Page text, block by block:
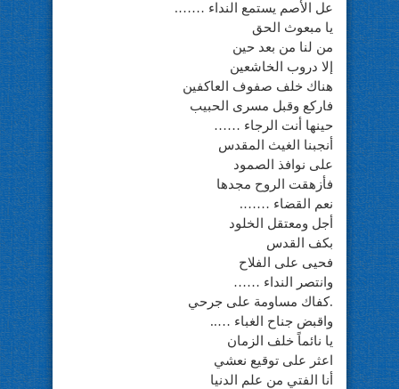
عل الأصم يستمع النداء …….
يا مبعوث الحق
من لنا من بعد حين
إلا دروب الخاشعين
هناك خلف صفوف العاكفين
فاركع وقبل مسرى الحبيب
حينها أنت الرجاء ……
أنجبنا الغيث المقدس
على نوافذ الصمود
فأزهقت الروح مجدها
نعم القضاء …….
أجل ومعتقل الخلود
بكف القدس
فحيى على الفلاح
وانتصر النداء ……
.كفاك مساومة على جرحي
واقبض جناح الغباء …..
يا نائماً خلف الزمان
اعثر على توقيع نعشي
أنا الفتي من علم الدنيا